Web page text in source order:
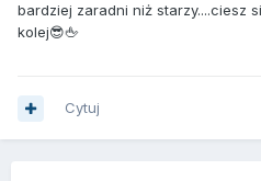
bardziej zaradni niż starzy....ciesz
kolej😎🖕
Cytuj